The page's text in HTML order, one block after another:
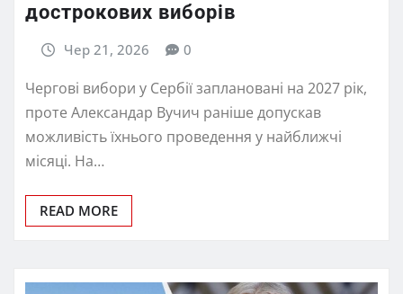
дострокових виборів
Чер 21, 2026 0
Чергові вибори у Сербії заплановані на 2027 рік,
проте Александар Вучич раніше допускав
можливість їхнього проведення у найближчі
місяці. На…
READ MORE